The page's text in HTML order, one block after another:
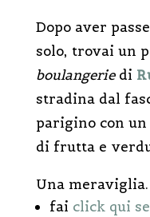
Dopo aver
solo, trovai un
boulangeriedi
stradina dal
parigino con un
di frutta e
Una meraviglia.
fai click qui